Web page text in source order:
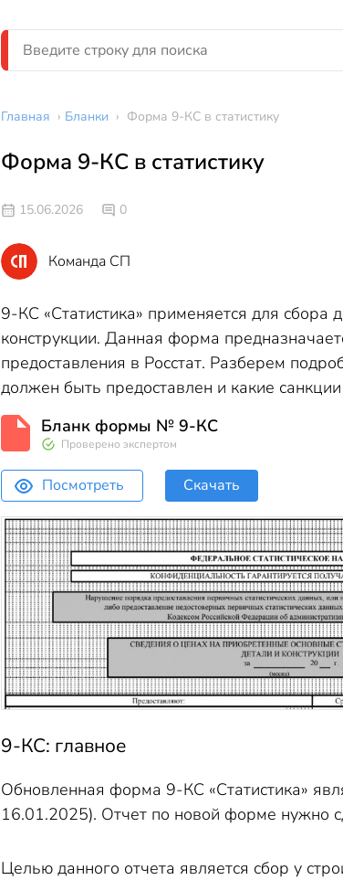
Главная › Бланки › Форма 9-КС в статистику
Форма 9-КС в статистику
15.06.2026 0
Команда СП
9-КС «Статистика» применяется для
конструкции. Данная форма
предоставления в Росстат. Разберем
должен быть предоставлен и какие
Бланк формы № 9-КС
Проверено экспертом
Посмотреть Скачать
9-КС: главное
Обновленная форма 9-КС «Статистика»
16.01.2025). Отчет по новой форме нужно
Целью данного отчета является сбор у